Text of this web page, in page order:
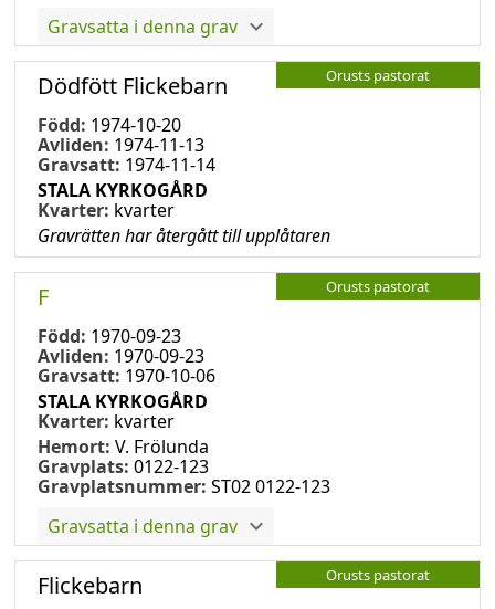
Gravsatta i denna grav
Orusts pastorat
Dödfött Flickebarn
Född: 1974-10-20
Avliden: 1974-11-13
Gravsatt: 1974-11-14
STALA KYRKOGÅRD
Kvarter: kvarter
Gravrätten har återgått till upplåtaren
Orusts pastorat
F
Född: 1970-09-23
Avliden: 1970-09-23
Gravsatt: 1970-10-06
STALA KYRKOGÅRD
Kvarter: kvarter
Hemort: V. Frölunda
Gravplats: 0122-123
Gravplatsnummer: ST02 0122-123
Gravsatta i denna grav
Orusts pastorat
Flickebarn